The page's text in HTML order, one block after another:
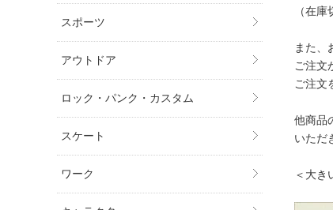
（在
また、
ご注文
ご注文
他商品
いただ
＜大
スポーツ
アウトドア
ロック・パンク・カスタム
スケート
ワーク